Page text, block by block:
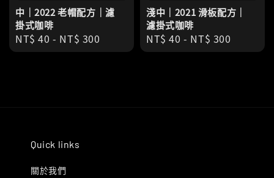
中｜2022 老帽配方｜濾
掛式咖啡
Regular
price
NT$ 40 - NT$ 300
淺中｜2021 滑板配方｜
濾掛式咖啡
Regular
price
NT$ 40 - NT$ 300
Quick links
關於我們